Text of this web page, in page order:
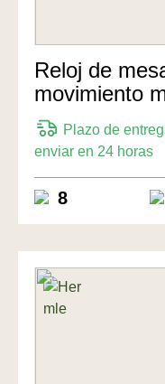
Reloj de
movimiento
8 días 18cm
UhrenPlazo de
enviar en 24 horas
8